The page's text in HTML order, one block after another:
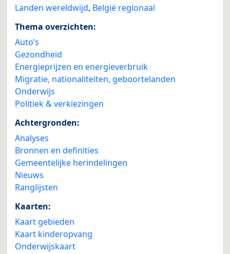
Landen wereldwijd, België regionaal
Thema overzichten:
Auto’s
Gezondheid
Energieprijzen en energieverbruik
Migratie, nationaliteiten, geboortelanden
Onderwijs
Politiek & verkiezingen
Achtergronden:
Analyses
Bronnen en definities
Gemeentelijke herindelingen
Nieuws
Ranglijsten
Kaarten:
Kaart gebieden
Kaart kinderopvang
Onderwijskaart